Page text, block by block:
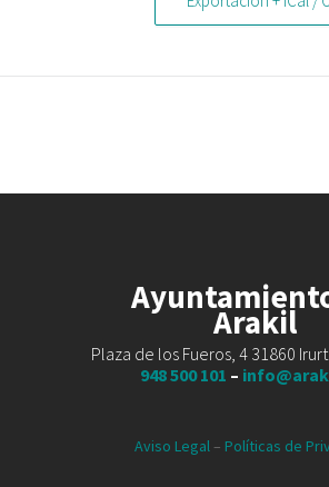
Arakil
Plaza de los Fueros, 4 31860
948 500 101 –
Aviso Legal– Políticas de